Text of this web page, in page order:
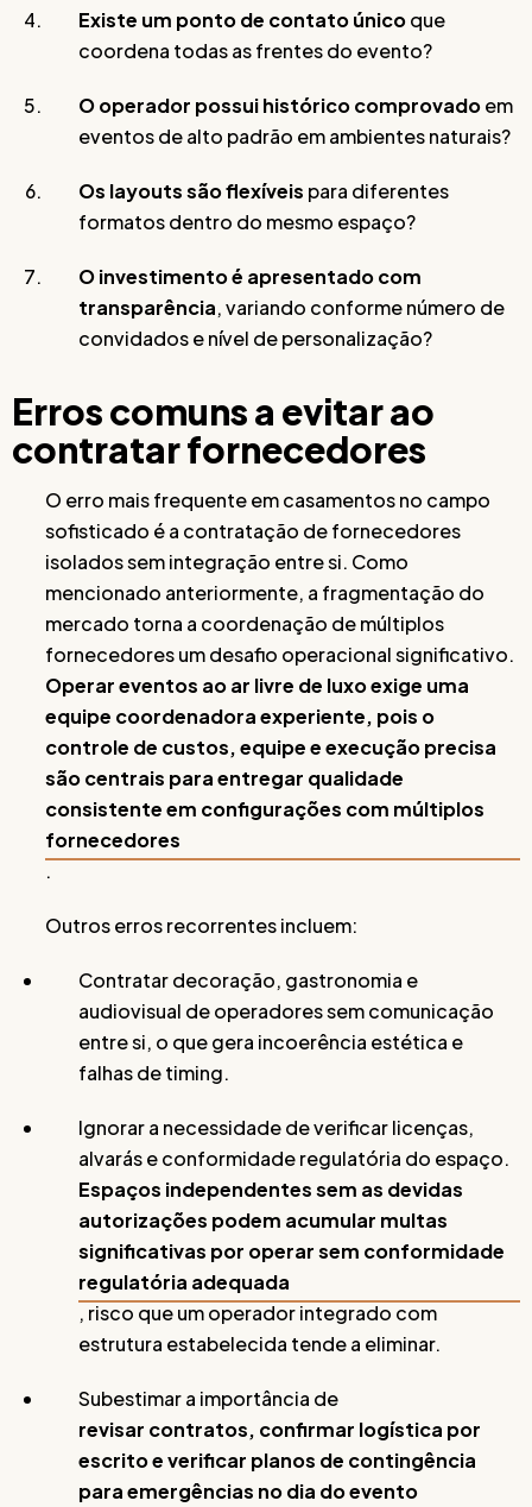
Existe um ponto de contato únicoque
coordena todas as frentes do evento?
O operador possui histórico comprovadoem
eventos de alto padrão em ambientes naturais?
Os layouts são flexíveis para diferentes
formatos dentro do mesmo espaço?
O investimento é apresentado com
transparência, variando conforme número de
convidados e nível de personalização?
Erros comuns a evitar ao
contratar fornecedores
O erro mais frequente em casamentos no campo
sofisticado é a contratação de fornecedores
isolados sem integração entre si. Como
mencionado anteriormente, a fragmentação do
mercado torna a coordenação de múltiplos
fornecedores um desafio operacional significativo.
Operar eventos ao ar livre de luxo exige uma
equipe coordenadora experiente, pois o
controle de custos, equipe e execução precisa
são centrais para entregar qualidade
consistente em configurações com múltiplos
fornecedores
.
Outros erros recorrentes incluem:
Contratar decoração, gastronomia e
audiovisual de operadores sem comunicação
entre si, o que gera incoerência estética e
falhas de timing.
Ignorar a necessidade de verificar licenças,
alvarás e conformidade regulatória do espaço.
Espaços independentes sem as devidas
autorizações podem acumular multas
significativas por operar sem conformidade
regulatória adequada
, risco que um operador integrado com
estrutura estabelecida tende a eliminar.
Subestimar a importância de
revisar contratos, confirmar logística por
escrito e verificar planos de contingência
para emergências no dia do evento